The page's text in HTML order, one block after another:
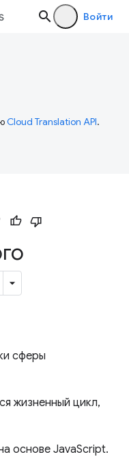
Войти
Cloud Translation API.
сферы
жизненный цикл,
основе JavaScript.